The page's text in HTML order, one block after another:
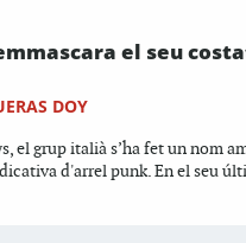
el seu
DOY
el grup italià s’ha fet un nom
d'arrel punk. En el seu